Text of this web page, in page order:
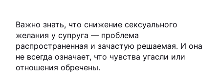
Важно знать, что снижение сексуального
желания у супруга — проблема
распространенная и зачастую решаемая. И она
не всегда означает, что чувства угасли или
отношения обречены.